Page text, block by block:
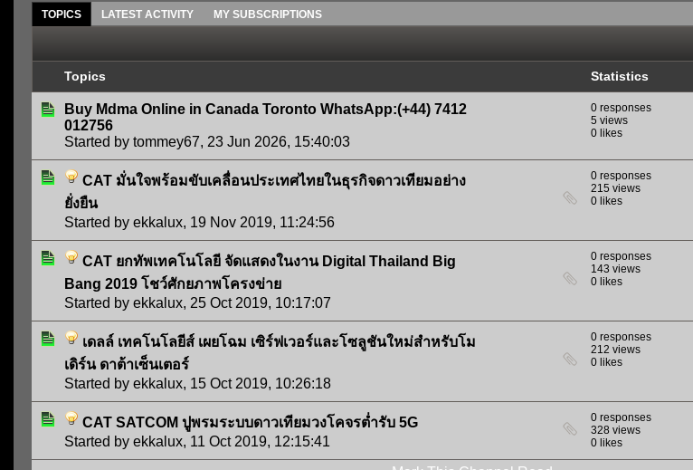
TOPICS LATEST ACTIVITY MY SUBSCRIPTIONS
Topics Statistics
Buy Mdma Online in Canada Toronto WhatsApp:(+44) 7412
012756
Started by tommey67, 23 Jun 2026, 15:40:03
0 responses
5 views
0 likes
CAT มั่นใจพร้อมขับเคลื่อนประเทศไทยในธุรกิจดาวเทียมอย่าง
ยั่งยืน
Started by ekkalux, 19 Nov 2019, 11:24:56
0 responses
215 views
0 likes
CAT ยกทัพเทคโนโลยี จัดแสดงในงาน Digital Thailand Big
Bang 2019 โชว์ศักยภาพโครงข่าย
Started by ekkalux, 25 Oct 2019, 10:17:07
0 responses
143 views
0 likes
เดลล์ เทคโนโลยีส์ เผยโฉม เซิร์ฟเวอร์และโซลูชันใหม่สำหรับโม
เดิร์น ดาต้าเซ็นเตอร์
Started by ekkalux, 15 Oct 2019, 10:26:18
0 responses
212 views
0 likes
CAT SATCOM ปูพรมระบบดาวเทียมวงโคจรต่ำรับ 5G
Started by ekkalux, 11 Oct 2019, 12:15:41
0 responses
328 views
0 likes